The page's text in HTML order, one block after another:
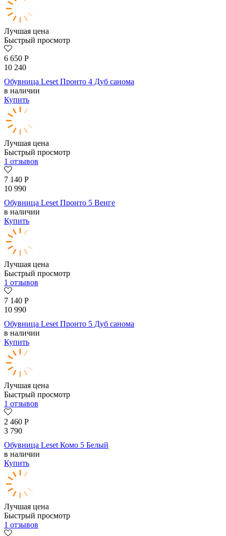
Лучшая цена
Быстрый просмотр
6 650 Р
10 240
Обувница Leset Пронто 4 Дуб санома
в наличии
Купить
Лучшая цена
Быстрый просмотр
1 отзывов
7 140 Р
10 990
Обувница Leset Пронто 5 Венге
в наличии
Купить
Лучшая цена
Быстрый просмотр
1 отзывов
7 140 Р
10 990
Обувница Leset Пронто 5 Дуб санома
в наличии
Купить
Лучшая цена
Быстрый просмотр
1 отзывов
2 460 Р
3 790
Обувница Leset Комо 5 Белый
в наличии
Купить
Лучшая цена
Быстрый просмотр
1 отзывов